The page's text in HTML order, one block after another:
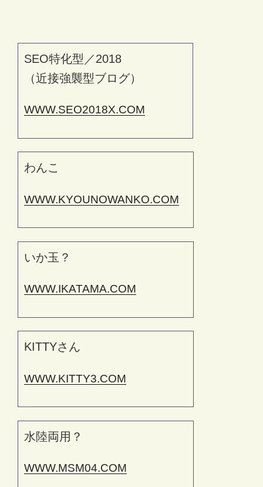
SEO特化型／2018
（近接強襲型ブログ）
WWW.SEO2018X.COM
わんこ
WWW.KYOUNOWANKO.COM
いか玉？
WWW.IKATAMA.COM
KITTYさん
WWW.KITTY3.COM
水陸両用？
WWW.MSM04.COM